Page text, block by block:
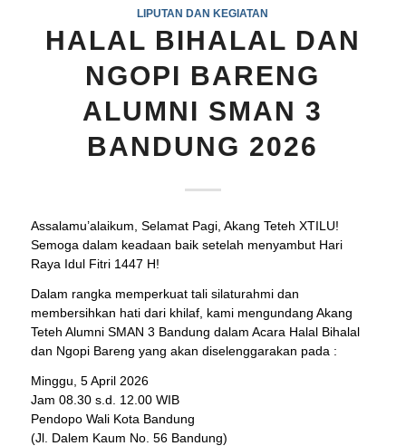
LIPUTAN DAN KEGIATAN
HALAL BIHALAL DAN
NGOPI BARENG
ALUMNI SMAN 3
BANDUNG 2026
Assalamu’alaikum, Selamat Pagi, Akang Teteh XTILU!
Semoga dalam keadaan baik setelah menyambut Hari
Raya Idul Fitri 1447 H!
Dalam rangka memperkuat tali silaturahmi dan
membersihkan hati dari khilaf, kami mengundang Akang
Teteh Alumni SMAN 3 Bandung dalam Acara Halal Bihalal
dan Ngopi Bareng yang akan diselenggarakan pada :
Minggu, 5 April 2026
Jam 08.30 s.d. 12.00 WIB
Pendopo Wali Kota Bandung
(Jl. Dalem Kaum No. 56 Bandung)